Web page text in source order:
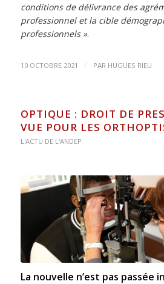
conditions de délivrance des
professionnel et la cible
professionnels ».
10 OCTOBRE 2021 / PAR HUGUES RIEU
OPTIQUE : DROIT DE
VUE POUR LES
L'ACTU DE L'ANDEP
La nouvelle n’est pas passée